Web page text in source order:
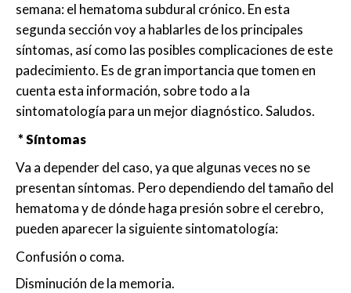
semana: el hematoma subdural crónico. En esta
segunda sección voy a hablarles de los principales
síntomas, así como las posibles complicaciones de este
padecimiento. Es de gran importancia que tomen en
cuenta esta información, sobre todo a la
sintomatología para un mejor diagnóstico. Saludos.
* Síntomas
Va a depender del caso, ya que algunas veces no se
presentan síntomas. Pero dependiendo del tamaño del
hematoma y de dónde haga presión sobre el cerebro,
pueden aparecer la siguiente sintomatología:
Confusión o coma.
Disminución de la memoria.